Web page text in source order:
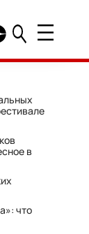
HELLO
HELLO в
в
что